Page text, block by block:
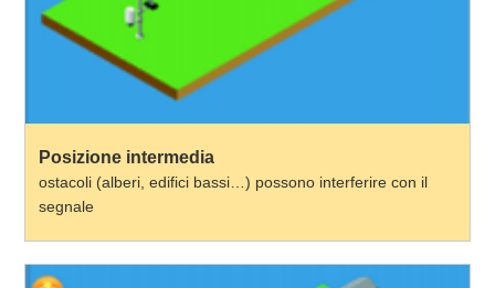
Posizione intermedia
ostacoli (alberi, edifici bassi…) possono interferire con il
segnale